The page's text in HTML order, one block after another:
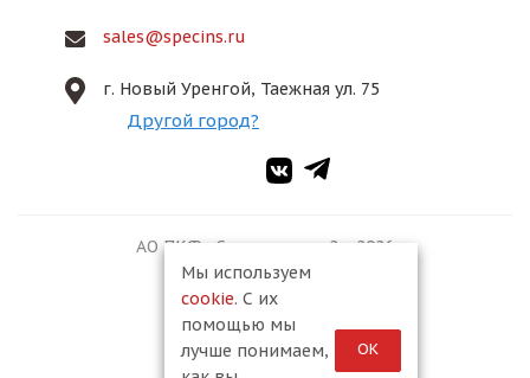
sales@specins.ru
г. Новый Уренгой, Таежная ул. 75
Другой город?
АО ПКФ «Спецмонтаж-2», 2026
Мы используем
cookie. С их
помощью мы
лучше понимаем,
ОК